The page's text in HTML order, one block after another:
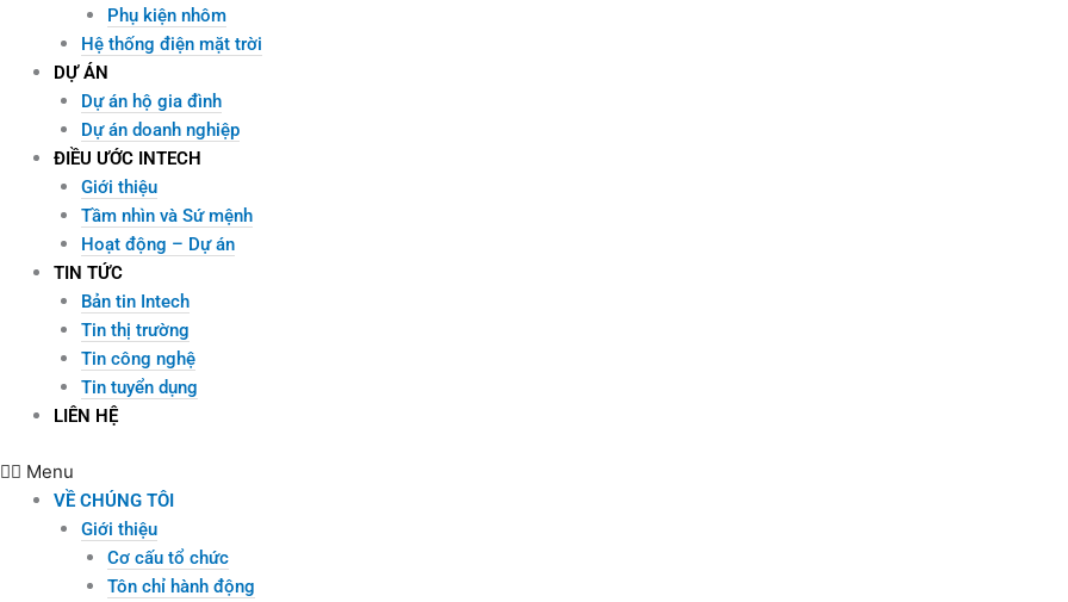
Phụ kiện nhôm
Hệ thống điện mặt trời
DỰ ÁN
Dự án hộ gia đình
Dự án doanh nghiệp
ĐIỀU ƯỚC INTECH
Giới thiệu
Tầm nhìn và Sứ mệnh
Hoạt động – Dự án
TIN TỨC
Bản tin Intech
Tin thị trường
Tin công nghệ
Tin tuyển dụng
LIÊN HỆ
Menu
VỀ CHÚNG TÔI
Giới thiệu
Cơ cấu tổ chức
Tôn chỉ hành động